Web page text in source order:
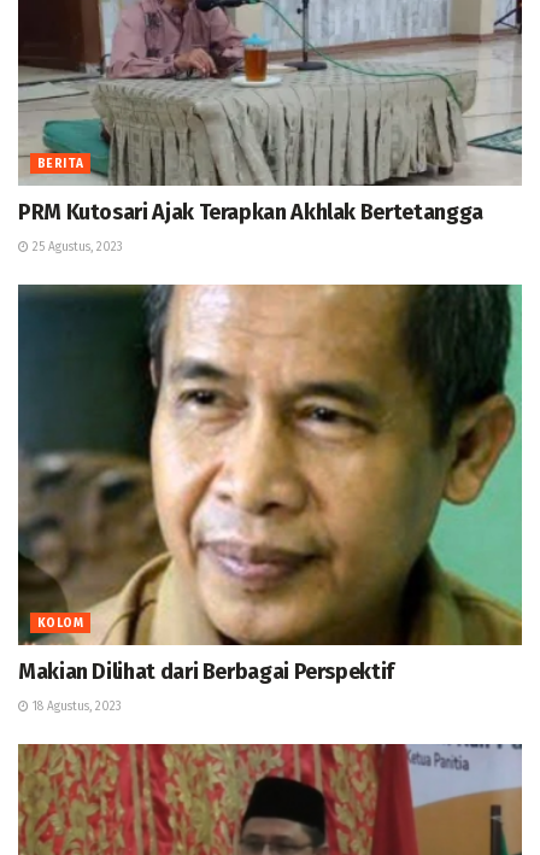
BERITA
PRM Kutosari Ajak Terapkan Akhlak Bertetangga
25 Agustus, 2023
KOLOM
Makian Dilihat dari Berbagai Perspektif
18 Agustus, 2023